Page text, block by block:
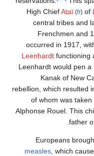
High ChiefAtaï(fr )of
central tribes and
Frenchmen and
occurred in 1917,
Leenhardtfunctioning
Leenhardt would pen
Kanak of New
rebellion, which
of whom was
Alphonse Rouel. This
father
Europeans
measles , which